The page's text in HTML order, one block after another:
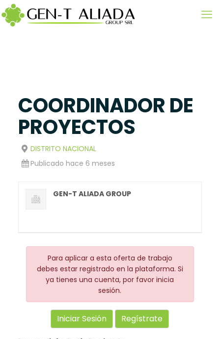
COORDINADOR DE
PROYECTOS
DISTRITO NACIONAL
Publicado hace 6 meses
GEN-T ALIADA GROUP
Para aplicar a esta oferta de trabajo
debes estar registrado en la plataforma. Si
ya tienes una cuenta, por favor inicia
sesión.
Iniciar Sesión Regístrate